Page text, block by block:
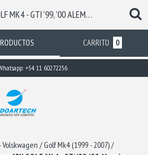
COFIA Y POMO PARA VW GOLF MK4 - GTI '99, '00 ALEMÁN
CARRITO 0
+54 11 60272256
Volskwagen / Golf Mk4 (1999 - 2007)/